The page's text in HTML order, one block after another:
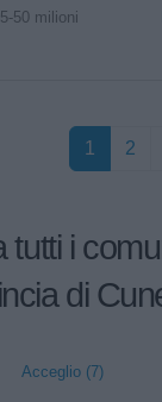
50 milioni
1 2
tutti i
di
Acceglio (7)